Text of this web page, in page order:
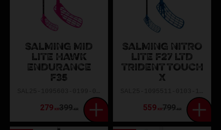
SALMING MID
LITE HAWK
ENDURANCE
F35
279KR399KR
SALMING NITRO
LITE F27 LTD
TRIDENT TOUCH
X
559KR799KR